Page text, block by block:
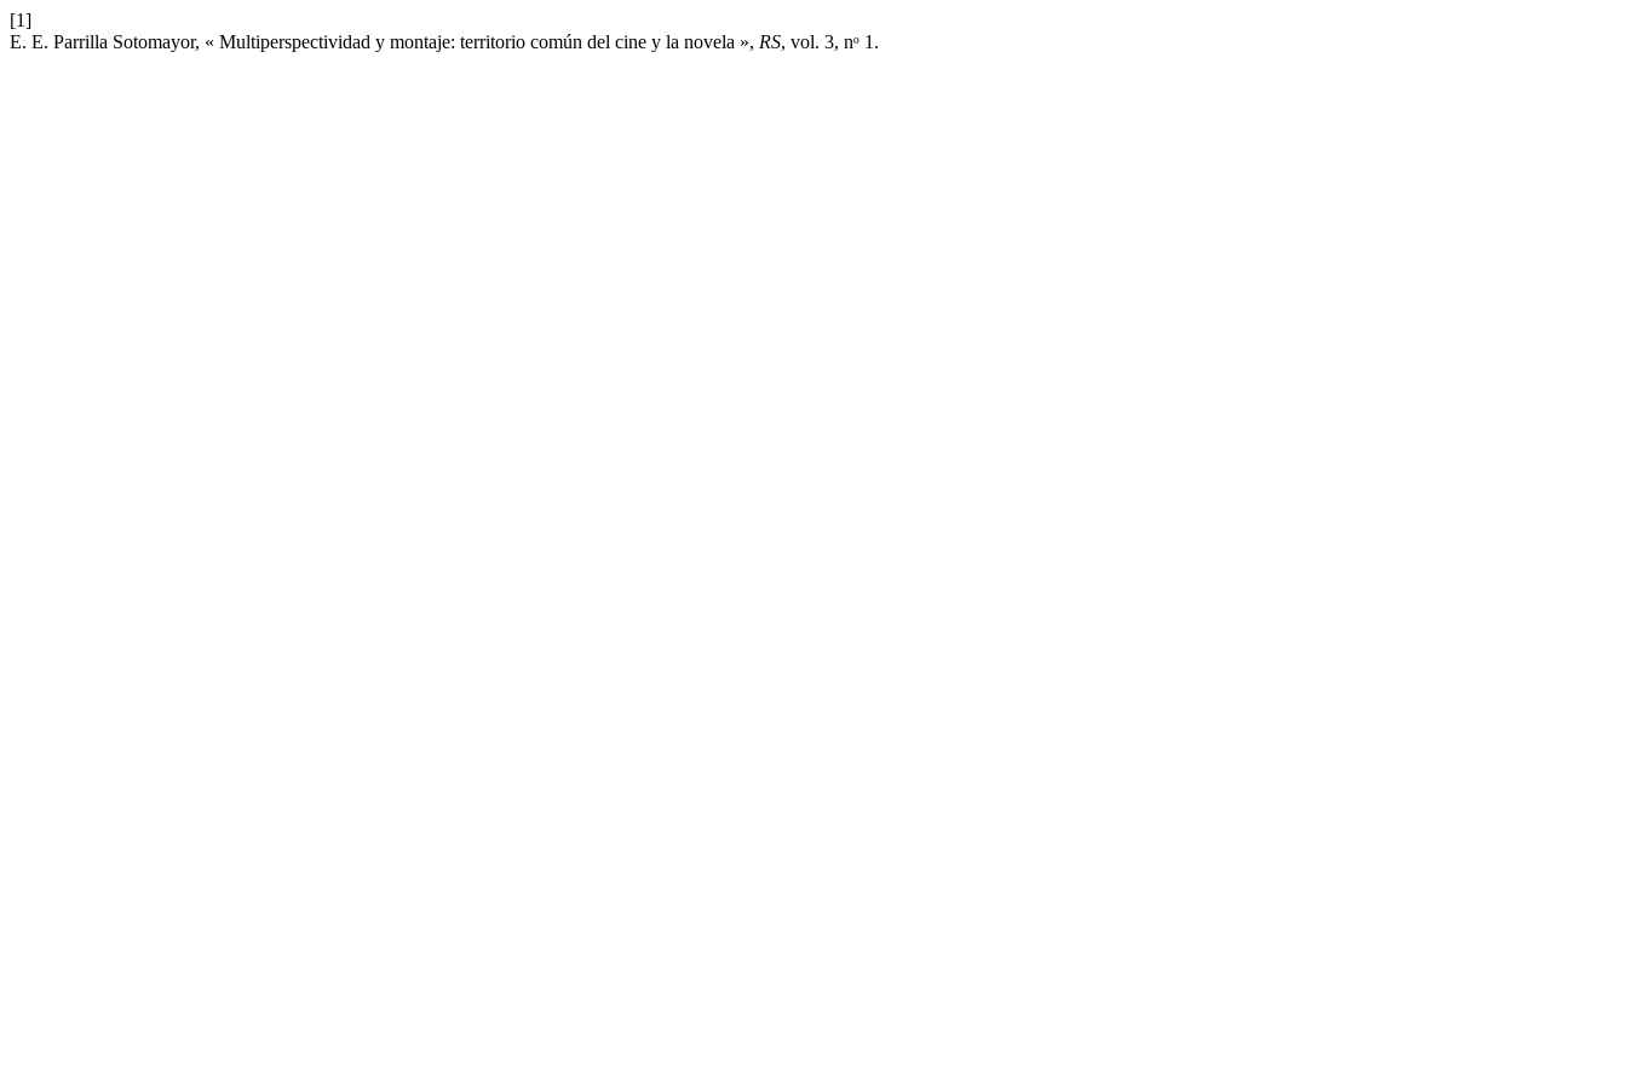
[1]
E. E. Parrilla Sotomayor, « Multiperspectividad y montaje: territorio común del cine y la novela », RS, vol. 3, nᵒ 1.